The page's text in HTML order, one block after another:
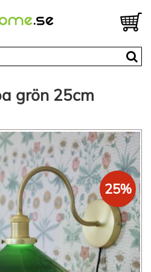
grön 25cm
25%